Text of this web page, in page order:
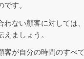
す。
わない顧客に対しては
ましょう。
客が自分の時間のすべ